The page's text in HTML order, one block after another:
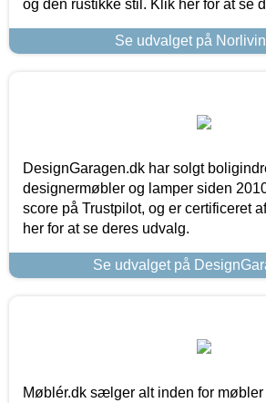
og den rustikke stil. Klik her for at se
Se udvalget på
DesignGaragen.dk har solgt
designermøbler og lamper siden
score på Trustpilot, og er certificeret
her for at se deres udvalg.
Se udvalget på
Møblér.dk sælger alt inden for møbler